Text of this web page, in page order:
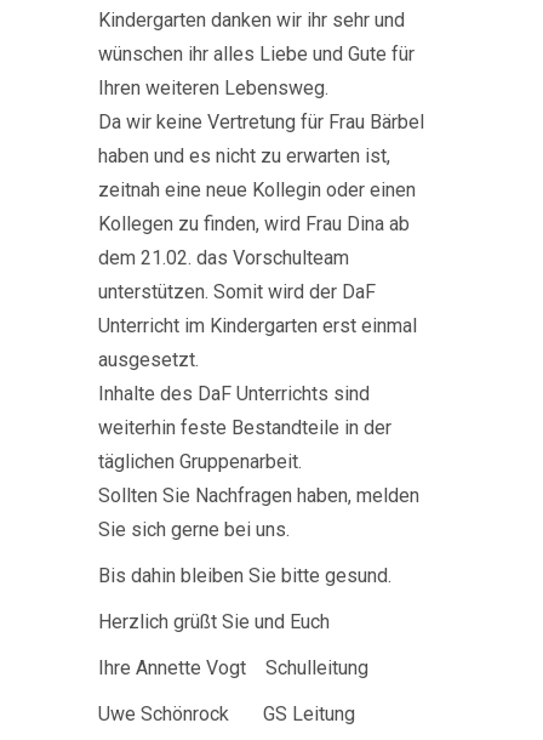
Kindergarten danken wir ihr sehr und
wünschen ihr alles Liebe und Gute für
Ihren weiteren Lebensweg.
Da wir keine Vertretung für Frau Bärbel
haben und es nicht zu erwarten ist,
zeitnah eine neue Kollegin oder einen
Kollegen zu finden, wird Frau Dina ab
dem 21.02. das Vorschulteam
unterstützen. Somit wird der DaF
Unterricht im Kindergarten erst einmal
ausgesetzt.
Inhalte des DaF Unterrichts sind
weiterhin feste Bestandteile in der
täglichen Gruppenarbeit.
Sollten Sie Nachfragen haben, melden
Sie sich gerne bei uns.
Bis dahin bleiben Sie bitte gesund.
Herzlich grüßt Sie und Euch
Ihre Annette Vogt Schulleitung
Uwe Schönrock GS Leitung